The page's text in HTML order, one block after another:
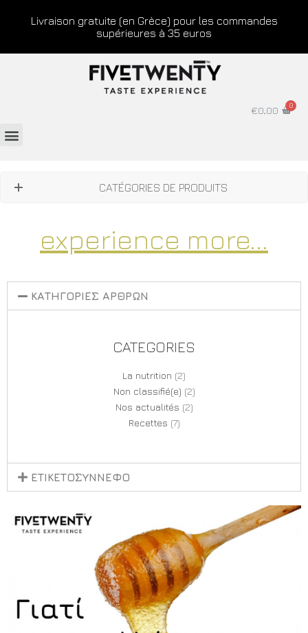
Livraison gratuite (en Grèce) pour les commandes
supérieures à 35 euros
€0,00
CATÉGORIES DE PRODUITS
experience more...
ΚΑΤΗΓΟΡΙΕΣ ΑΡΘΡΩΝ
CATEGORIES
La nutrition (2)
Non classifié(e) (2)
Nos actualités (2)
Recettes (7)
ΕΤΙΚΕΤΟΣΥΝΝΕΦΟ